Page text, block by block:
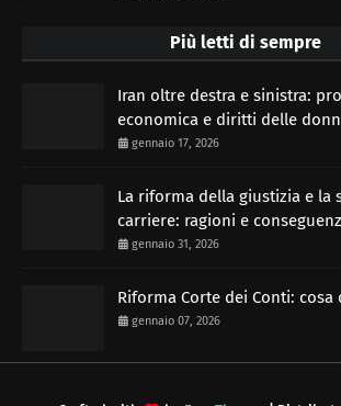
Più letti di sempre
Iran oltre destra e sinistra:
economica e diritti delle
gennaio 17, 2026
La riforma della giustizia e la
carriere: ragioni e
gennaio 31, 2026
Riforma Corte dei Conti: cosa
gennaio 07, 2026